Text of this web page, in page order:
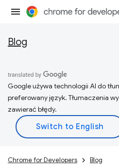
Blog
Google używa technologii AI do
preferowany język. Tłumaczenia
zawierać błędy.
Chrome for Developers Blog